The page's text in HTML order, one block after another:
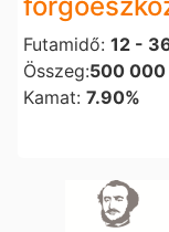
Futamidő: 12 -
Összeg:500 000
Kamat: 7.90%